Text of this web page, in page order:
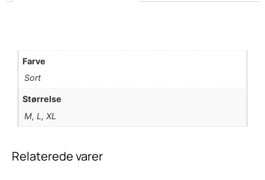
Farve
Sort
Størrelse
M, L, XL
Relaterede varer